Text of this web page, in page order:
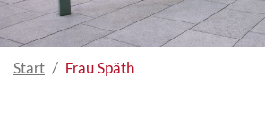
Start Frau Späth